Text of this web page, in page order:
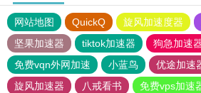
网站地图 QuickQ 旋风加速度器
坚果加速器
tiktok加速器
狗急加速
免费vqn外网加速
小蓝鸟 优途加速
旋风加速器
八戒看书
免费vps加速